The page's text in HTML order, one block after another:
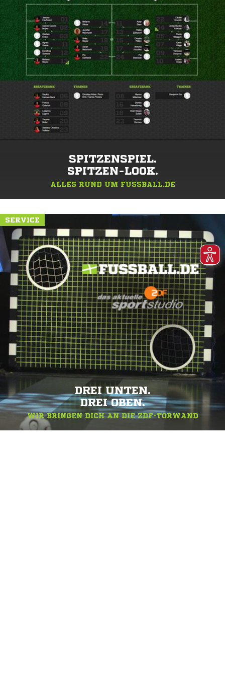
SPITZENSPIEL.
SPITZEN-LOOK.
ALLES RUND UM FUSSBALL.DE
SERVICE
DREI UNTEN.
DREI OBEN.
WIR BRINGEN DICH AN DIE ZDF-TORWAND